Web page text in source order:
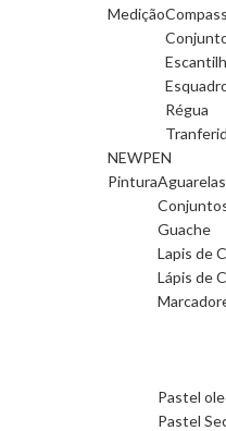
Medição
Régua
NEWPEN
PinturaAguarelas
Guache
Lapis de
Lápis de
Pastel
Pastel